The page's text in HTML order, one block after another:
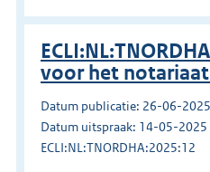
voor het
Datum publicatie: 26-06-2025
Datum uitspraak: 14-05-2025
ECLI:NL:TNORDHA:2025:12